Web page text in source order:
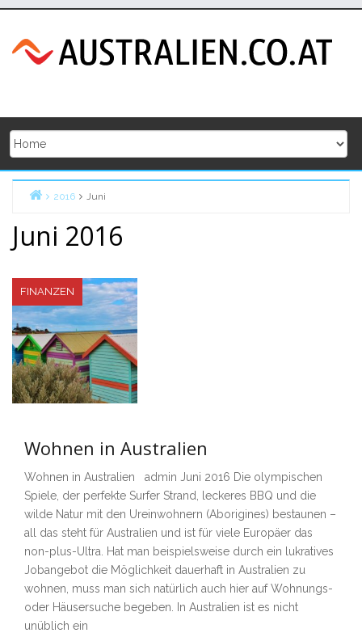
content
2016 Juni
Juni 2016
FINANZEN
Wohnen in Australien
Wohnen in Australien admin Juni 2016 Die olympischen
Spiele, der perfekte Surfer Strand, leckeres BBQ und die
wilde Natur mit den Ureinwohnern (Aborigines) bestaunen –
all das steht für Australien und ist für viele Europäer das
non-plus-Ultra. Hat man beispielsweise durch ein lukratives
Jobangebot die Möglichkeit dauerhaft in Australien zu
wohnen, muss man sich natürlich auch hier auf Wohnungs-
oder Häusersuche begeben. In Australien ist es nicht
unüblich ein